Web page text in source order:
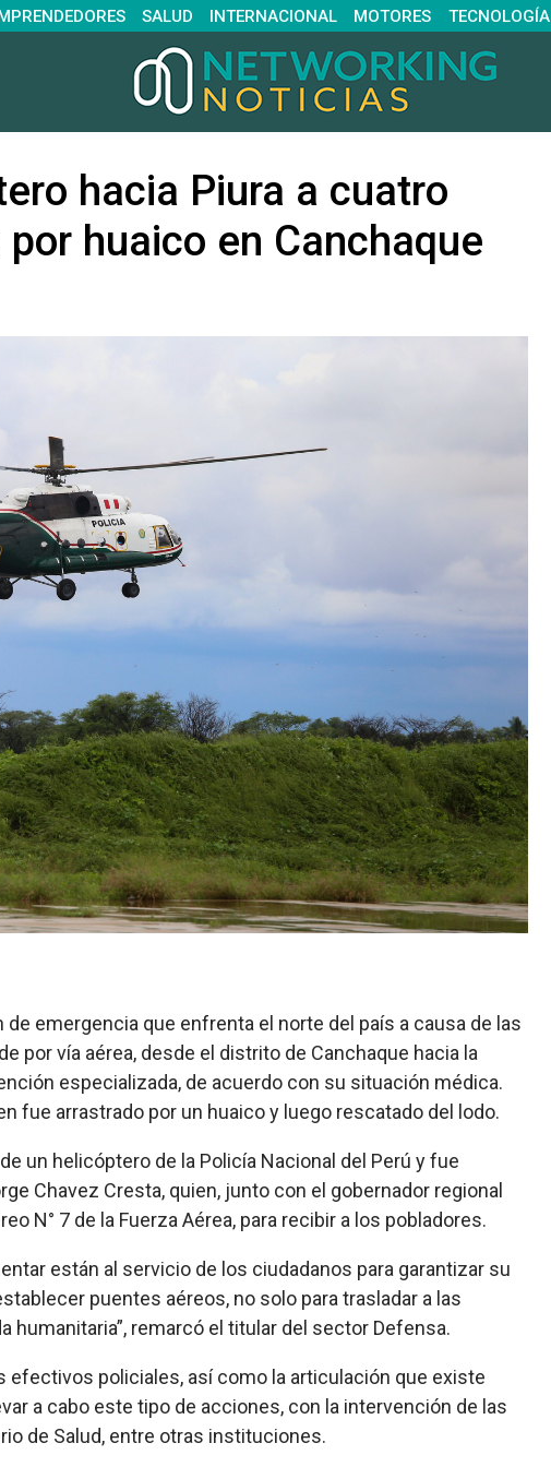
SALUD INTERNACIONAL MOTORES TECNOLOGÍA
hacia Piura a cuatro
huaico en Canchaque
emergencia que enfrenta el norte del país a causa de las
por vía aérea, desde el distrito de Canchaque hacia la
especializada, de acuerdo con su situación médica.
fue arrastrado por un huaico y luego rescatado del lodo.
un helicóptero de la Policía Nacional del Perú y fue
Chavez Cresta, quien, junto con el gobernador regional
N° 7 de la Fuerza Aérea, para recibir a los pobladores.
están al servicio de los ciudadanos para garantizar su
puentes aéreos, no solo para trasladar a las
humanitaria”, remarcó el titular del sector Defensa.
efectivos policiales, así como la articulación que existe
a cabo este tipo de acciones, con la intervención de las
de Salud, entre otras instituciones.